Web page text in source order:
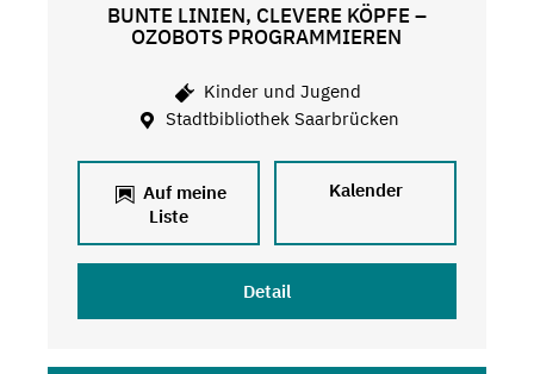
BUNTE LINIEN, CLEVERE KÖPFE –
OZOBOTS PROGRAMMIEREN
Kinder und Jugend
Stadtbibliothek Saarbrücken
Auf meine
Liste
Kalender
Detail